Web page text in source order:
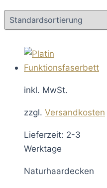
inkl. MwSt.
zzgl. Versandkosten
Lieferzeit: 2-3
Werktage
Naturhaardecken